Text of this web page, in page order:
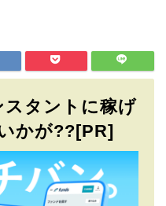
タントに稼げ
かが??[PR]